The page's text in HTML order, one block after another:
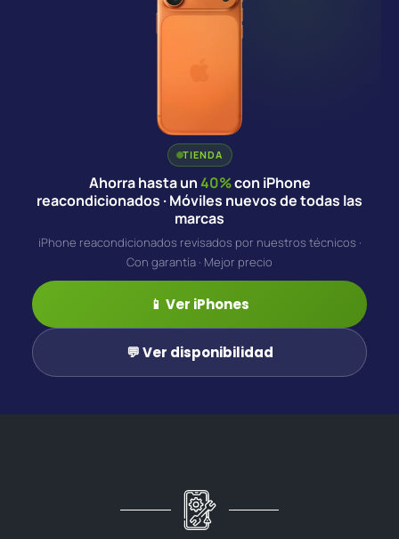
TIENDA
Ahorra hasta un40%con iPhone
reacondicionados · Móviles nuevos de todas las
marcas
iPhone reacondicionados revisados por nuestros técnicos ·
Con garantía · Mejor precio
📱 Ver iPhones
💬 Ver disponibilidad